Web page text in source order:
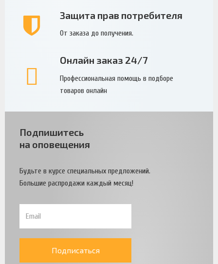
Защита прав потребителя
От заказа до получения.
Онлайн заказ 24/7
Профессиональная помощь в подборе
товаров онлайн
Подпишитесь
на оповещения
Будьте в курсе специальных предложений.
Большие распродажи каждый месяц!
Подписаться